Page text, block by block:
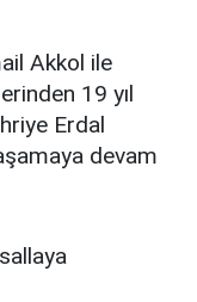
Akkol ile
19 yıl
Erdal
devam